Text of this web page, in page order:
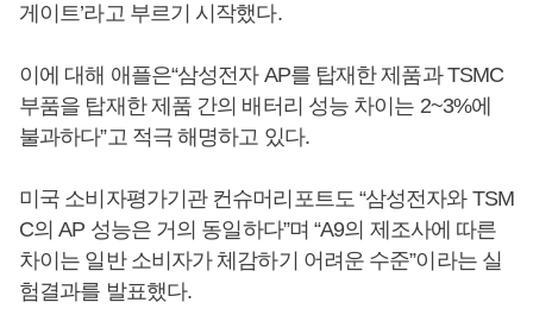
게이트’라고 부르기 시작했다.
이에 대해 애플은“삼성전자 AP를 탑재한 제품과 TSMC
부품을 탑재한 제품 간의 배터리 성능 차이는 2~3%에
불과하다”고 적극 해명하고 있다.
미국 소비자평가기관 컨슈머리포트도 “삼성전자와 TSM
C의 AP 성능은 거의 동일하다”며 “A9의 제조사에 따른
차이는 일반 소비자가 체감하기 어려운 수준”이라는 실
험결과를 발표했다.